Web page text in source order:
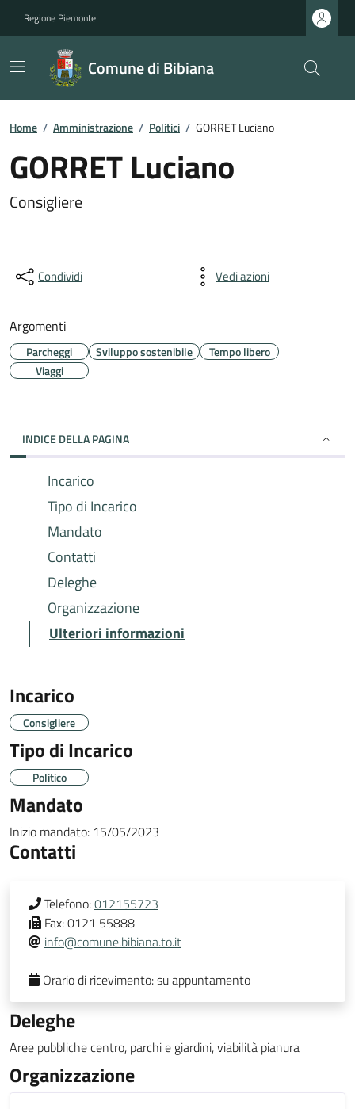
Regione Piemonte
Comune di Bibiana
Home / Amministrazione / Politici / GORRET Luciano
GORRET Luciano
Consigliere
Condividi Vedi azioni
Argomenti
Parcheggi Sviluppo sostenibile
Tempo libero
Viaggi
INDICE DELLA PAGINA
Incarico
Tipo di Incarico
Mandato
Contatti
Deleghe
Organizzazione
Ulteriori informazioni
Incarico
Consigliere
Tipo di Incarico
Politico
Mandato
Inizio mandato: 15/05/2023
Contatti
Telefono:012155723
Fax:0121 55888
info@comune.bibiana.to.it
Orario di ricevimento:su appuntamento
Deleghe
Aree pubbliche centro, parchi e giardini, viabilità pianura
Organizzazione